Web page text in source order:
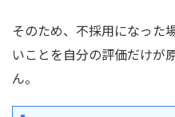
そのため、不採用になった
いことを自分の評価だけが
ん。